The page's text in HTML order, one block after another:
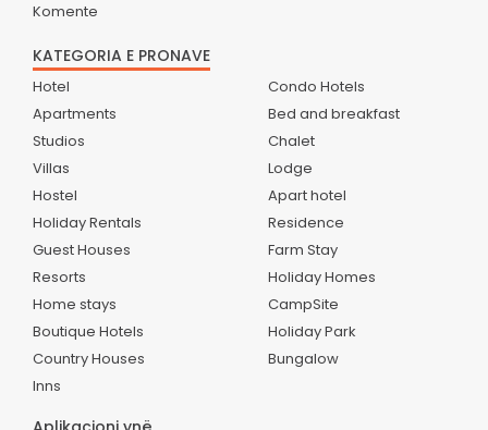
Komente
KATEGORIA E PRONAVE
Hotel
Apartments
Studios
Villas
Hostel
Holiday Rentals
Guest Houses
Resorts
Home stays
Boutique Hotels
Country Houses
Inns
Condo Hotels
Bed and breakfast
Chalet
Lodge
Apart hotel
Residence
Farm Stay
Holiday Homes
CampSite
Holiday Park
Bungalow